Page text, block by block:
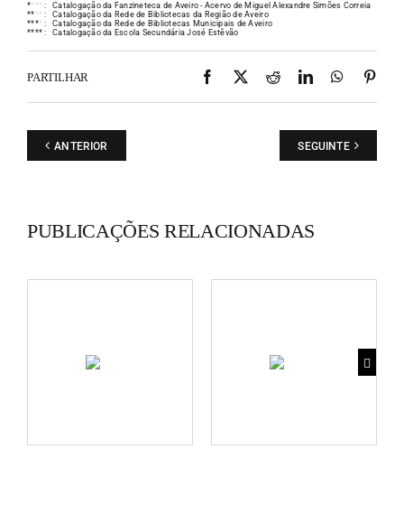
** * * :
Catalogação da Fanzineteca de Aveiro - Acervo de Miguel Alexandre Simões Correia
** * * :
Catalogação da Rede de Bibliotecas da Região de Aveiro
**** :
Catalogação da Rede de Bibliotecas Municipais de Aveiro
**** : Catalogação da Escola Secundária José Estêvão
PARTILHAR Facebook
X RedditLinkedIn
ANTERIOR SEGUINTE
PUBLICAÇÕES RELACIONADAS